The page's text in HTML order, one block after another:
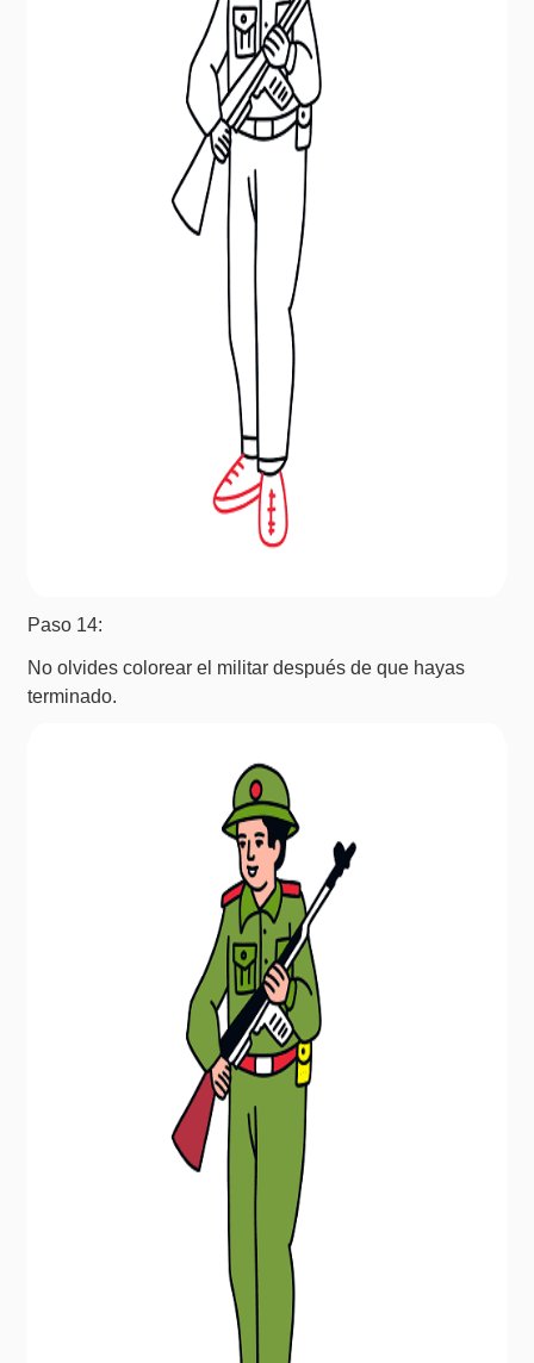
Paso 14:
No olvides colorear el militar después de que hayas
terminado.